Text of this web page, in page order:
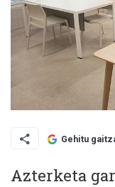
Gehitu
Azterketa